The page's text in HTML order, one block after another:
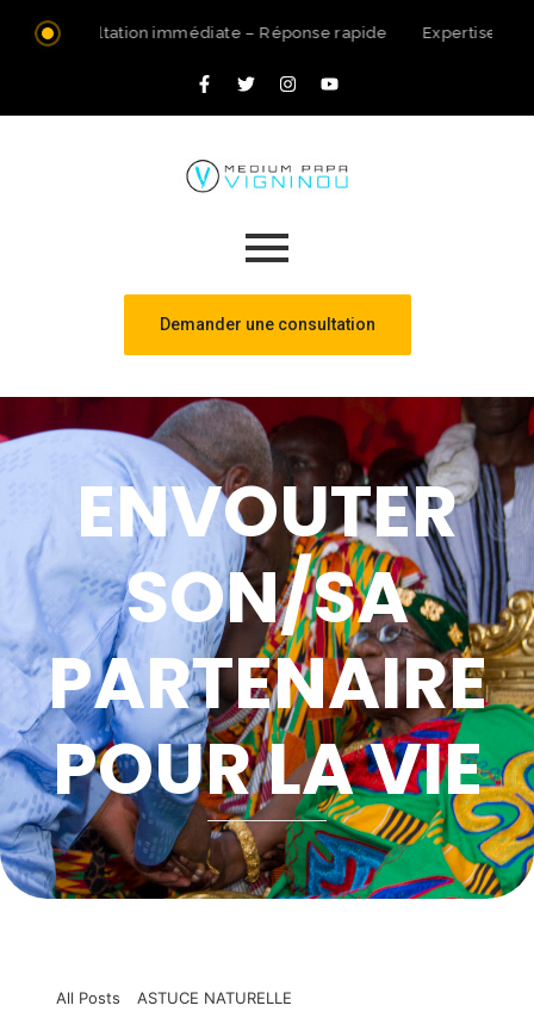
Consultation immédiate – Réponse rapide Expertise
Demander une consultation
ENVOUTER
SON/SA
PARTENAIRE
POUR LA VIE
All Posts
ASTUCE NATURELLE